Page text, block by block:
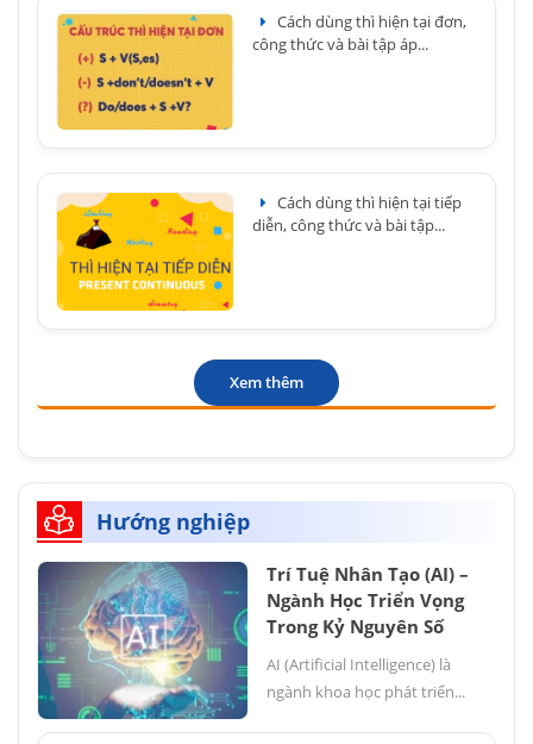
Cách dùng thì hiện tại đơn,
công thức và bài tập áp...
Cách dùng thì hiện tại tiếp
diễn, công thức và bài tập...
Xem thêm
Hướng nghiệp
Trí Tuệ Nhân Tạo (AI) –
Ngành Học Triển Vọng
Trong Kỷ Nguyên Số
AI (Artificial Intelligence) là
ngành khoa học phát triển...